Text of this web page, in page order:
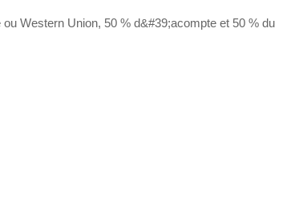
Western Union, 50 % d&#39;acompte et 50 % du